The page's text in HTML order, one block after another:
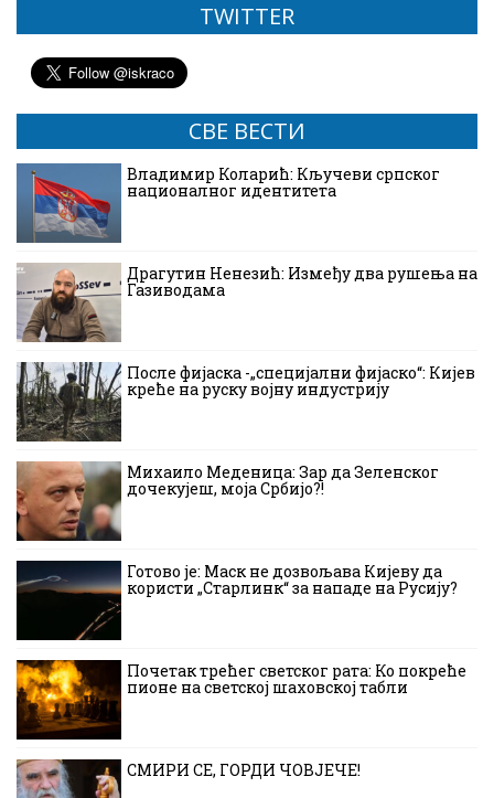
TWITTER
СВЕ ВЕСТИ
Владимир Коларић: Кључеви српског
националног идентитета
Драгутин Ненезић: Између два рушења на
Газиводама
После фијаска -„специјални фијаско“: Кијев
креће на руску војну индустрију
Михаило Меденица: Зар да Зеленског
дочекујеш, моја Србијо?!
Готово је: Маск не дозвољава Кијеву да
користи „Старлинк“ за нападе на Русију?
Почетак трећег светског рата: Ко покреће
пионе на светској шаховској табли
СМИРИ СЕ, ГОРДИ ЧОВЈЕЧЕ!